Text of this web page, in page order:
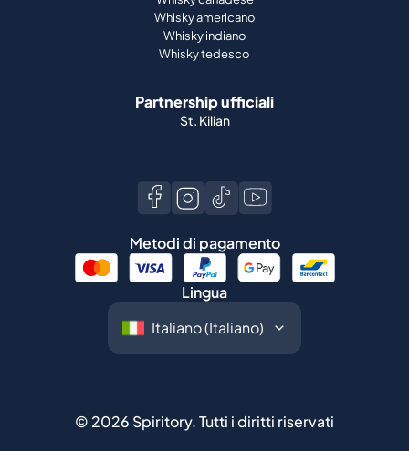
Partnership ufficiali
St. Kilian
Lingua
2026Spiritory.Tutti i diritti riservati